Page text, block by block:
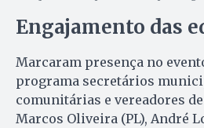
Engajamento das
Marcaram presença no
programa secretários
comunitárias e vereadores
Marcos Oliveira (PL), André